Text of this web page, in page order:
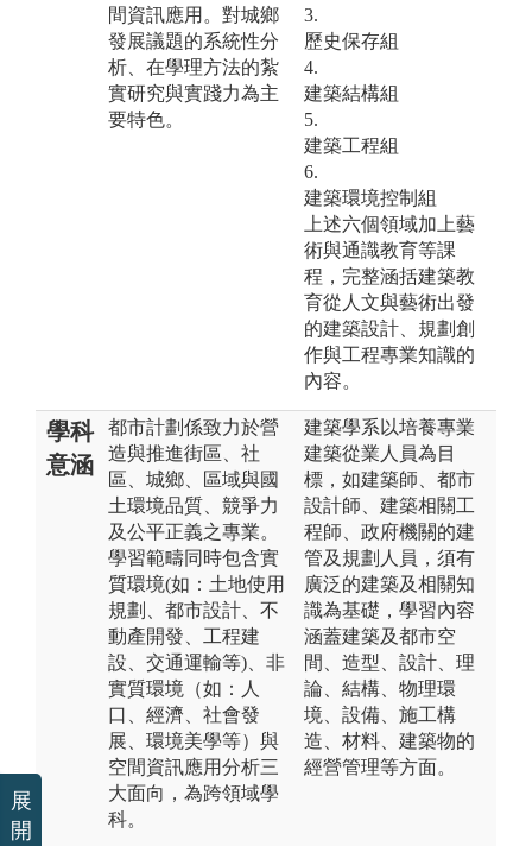
間資訊應用。對城鄉
發展議題的系統性分
析、在學理方法的紮
實研究與實踐力為主
要特色。
3.
歷史保存組
4.
建築結構組
5.
建築工程組
6.
建築環境控制組
上述六個領域加上藝
術與通識教育等課
程，完整涵括建築教
育從人文與藝術出發
的建築設計、規劃創
作與工程專業知識的
內容。
學科
意涵
都市計劃係致力於營
造與推進街區、社
區、城鄉、區域與國
土環境品質、競爭力
及公平正義之專業。
學習範疇同時包含實
質環境(如：土地使用
規劃、都市設計、不
動產開發、工程建
設、交通運輸等)、非
實質環境（如：人
口、經濟、社會發
展、環境美學等）與
空間資訊應用分析三
大面向，為跨領域學
科。
建築學系以培養專業
建築從業人員為目
標，如建築師、都市
設計師、建築相關工
程師、政府機關的建
管及規劃人員，須有
廣泛的建築及相關知
識為基礎，學習內容
涵蓋建築及都市空
間、造型、設計、理
論、結構、物理環
境、設備、施工構
造、材料、建築物的
經營管理等方面。
展
開